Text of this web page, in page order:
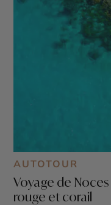
AUTOTOUR
Voyage de
rouge et corail